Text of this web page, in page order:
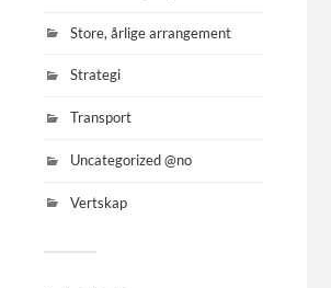
Store, årlige arrangement
Strategi
Transport
Uncategorized @no
Vertskap